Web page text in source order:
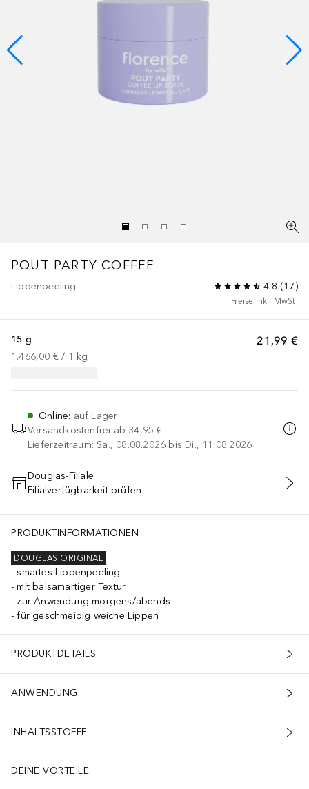
POUT PARTY COFFEE
Lippenpeeling 4.8 (17)
Preise inkl. MwSt.
21,99 €
15 g
1.466,00 € / 1 kg
Online: auf Lager
Versandkostenfrei ab 34,95 €
Lieferzeitraum: Sa., 08.08.2026 bis Di., 11.08.2026
IN DEN WARENKORB
Douglas-Filiale
Filialverfügbarkeit prüfen
PRODUKTINFORMATIONEN
DOUGLAS ORIGINAL
smartes Lippenpeeling
mit balsamartiger Textur
zur Anwendung morgens/abends
für geschmeidig weiche Lippen
PRODUKTDETAILS
ANWENDUNG
INHALTSSTOFFE
DEINE VORTEILE